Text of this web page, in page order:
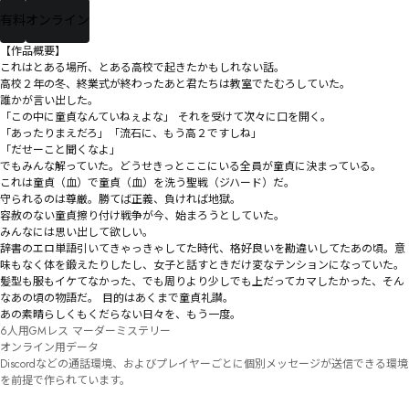
有料 オンライン
【作品概要】
これはとある場所、とある高校で起きたかもしれない話。
高校２年の冬、終業式が終わったあと君たちは教室でたむろしていた。
誰かが言い出した。
「この中に童貞なんていねぇよな」 それを受けて次々に口を開く。
「あったりまえだろ」「流石に、もう高２ですしね」
「だせーこと聞くなよ」
でもみんな解っていた。どうせきっとここにいる全員が童貞に決まっている。
これは童貞（血）で童貞（血）を洗う聖戦（ジハード）だ。
守られるのは尊厳。勝てば正義、負ければ地獄。
容赦のない童貞擦り付け戦争が今、始まろうとしていた。
みんなには思い出して欲しい。
辞書のエロ単語引いてきゃっきゃしてた時代、格好良いを勘違いしてたあの頃。意
味もなく体を鍛えたりしたし、女子と話すときだけ変なテンションになっていた。
髪型も服もイケてなかった、でも周りより少しでも上だってカマしたかった、そん
なあの頃の物語だ。 目的はあくまで童貞礼讃。
あの素晴らしくもくだらない日々を、もう一度。
6人用GMレス マーダーミステリー
オンライン用データ
Discordなどの通話環境、およびプレイヤーごとに個別メッセージが送信できる環境
を前提で作られています。